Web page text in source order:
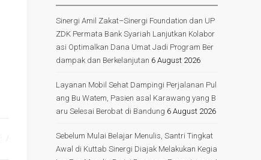
Sinergi Amil Zakat–Sinergi Foundation dan UP
ZDK Permata Bank Syariah Lanjutkan Kolabor
asi Optimalkan Dana Umat Jadi Program Ber
dampak dan Berkelanjutan 6 August 2026
Layanan Mobil Sehat Dampingi Perjalanan Pul
ang Bu Watem, Pasien asal Karawang yang B
aru Selesai Berobat di Bandung 6 August 2026
Sebelum Mulai Belajar Menulis, Santri Tingkat
Awal di Kuttab Sinergi Diajak Melakukan Kegia